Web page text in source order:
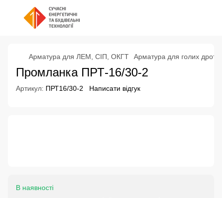
Арматура для ЛЕМ, СІП, ОКГТ Арматура для голих
Промланка ПРТ-16/30-2
Артикул: ПРТ16/30-2 Написати відгук
В наявності